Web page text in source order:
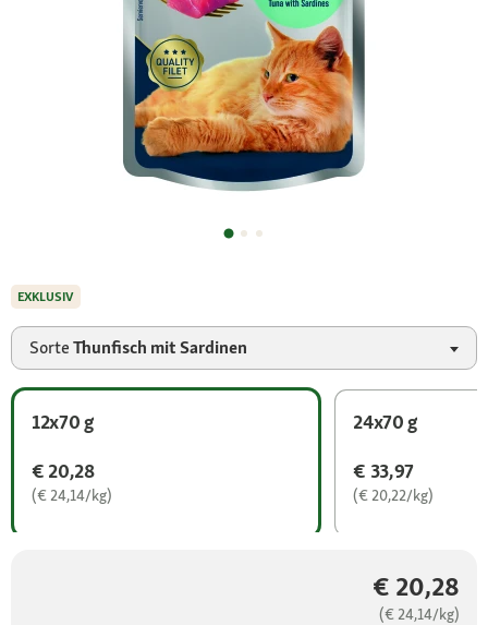
SorteThunfisch mit Sardinen
12x70 g
€ 20,28
(€ 24,14/kg)
24x70 g
€ 33,97
(€ 20,22/kg)
€ 20,28
(€ 24,14/kg)
EXKLUSIV